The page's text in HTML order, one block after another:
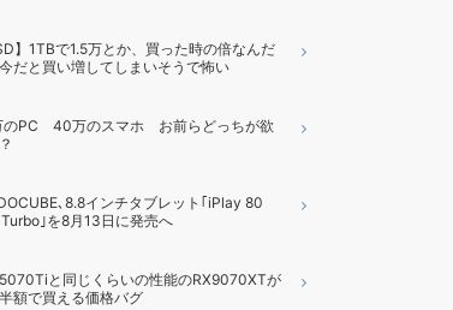
】1TBで1.5万とか、買った時の倍なんだ
だと買い増してしまいそうで怖い
のPC 40万のスマホ お前らどっちが欲
､8.8インチタブレット｢iPlay 80
｣を8月13日に発売へ
と同じくらいの性能のRX9070XTが
額で買える価格バグ